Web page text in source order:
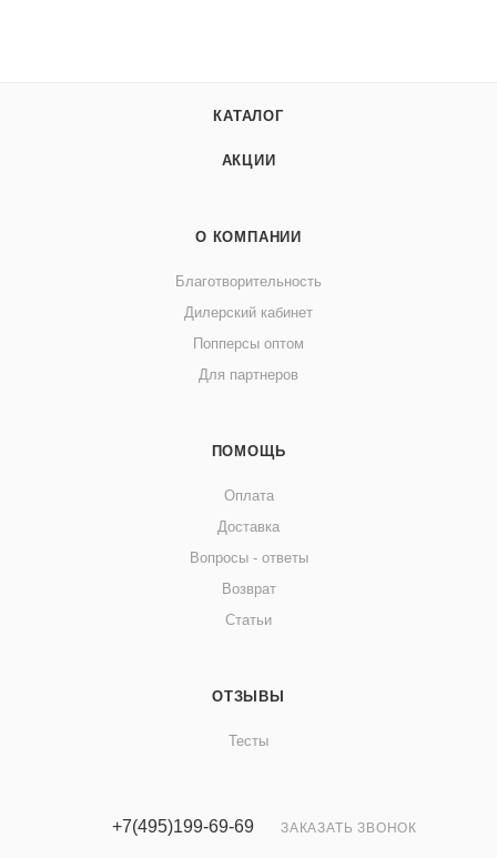
КАТАЛОГ
АКЦИИ
О КОМПАНИИ
Благотворительность
Дилерский кабинет
Попперсы оптом
Для партнеров
ПОМОЩЬ
Оплата
Доставка
Вопросы - ответы
Возврат
Статьи
ОТЗЫВЫ
Тесты
+7(495)199-69-69 ЗАКАЗАТЬ ЗВОНОК